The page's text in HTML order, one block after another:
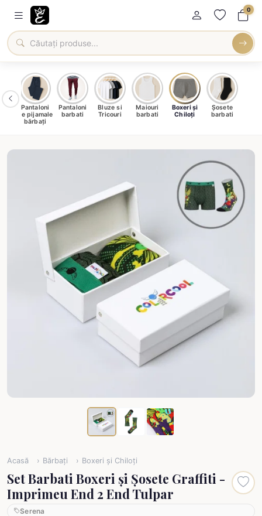
0
Pantaloni
de pijamale
bărbați
Pantaloni
barbati
Bluze si
Tricouri
Maiouri
barbati
Boxeri și
Chiloți
Șosete
barbati
Acasă Bărbați Boxeri și Chiloți
Set Barbati Boxeri și Șosete Graffiti -
Imprimeu End 2 End Tulpar
Serena